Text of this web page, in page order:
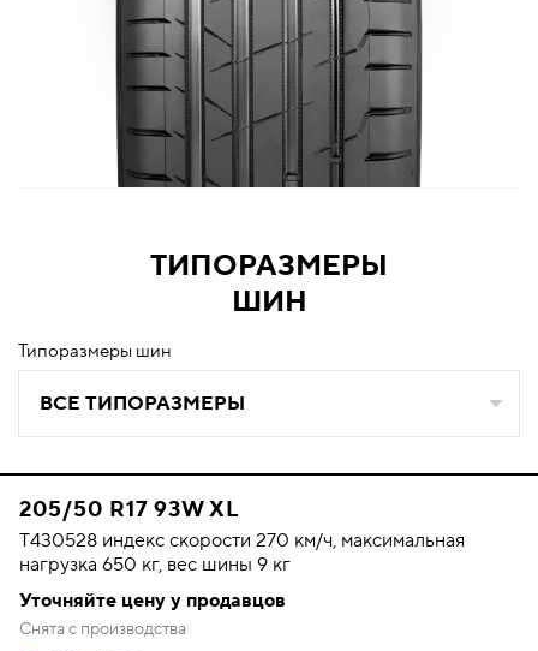
ТИПОРАЗМЕРЫ
ШИН
Типоразмеры шин
ВСЕ ТИПОРАЗМЕРЫ
205/50 R17 93W XL
T430528 индекс скорости 270 км/ч, максимальная
нагрузка 650 кг, вес шины 9 кг
Уточняйте цену у продавцов
Снята с производства